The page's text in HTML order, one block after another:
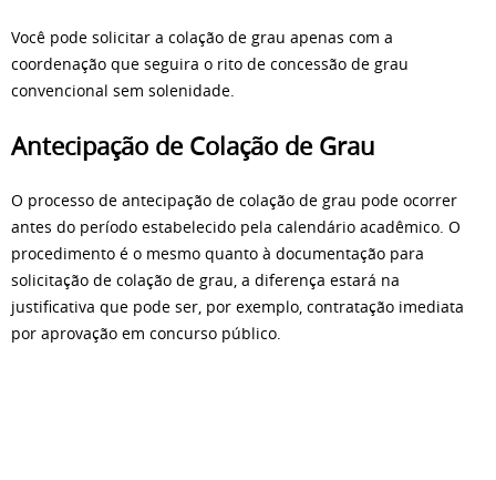
Você pode solicitar a colação de grau apenas com a
coordenação que seguira o rito de concessão de grau
convencional sem solenidade.
Antecipação de Colação de Grau
O processo de antecipação de colação de grau pode ocorrer
antes do período estabelecido pela calendário acadêmico. O
procedimento é o mesmo quanto à documentação para
solicitação de colação de grau, a diferença estará na
justificativa que pode ser, por exemplo, contratação imediata
por aprovação em concurso público.